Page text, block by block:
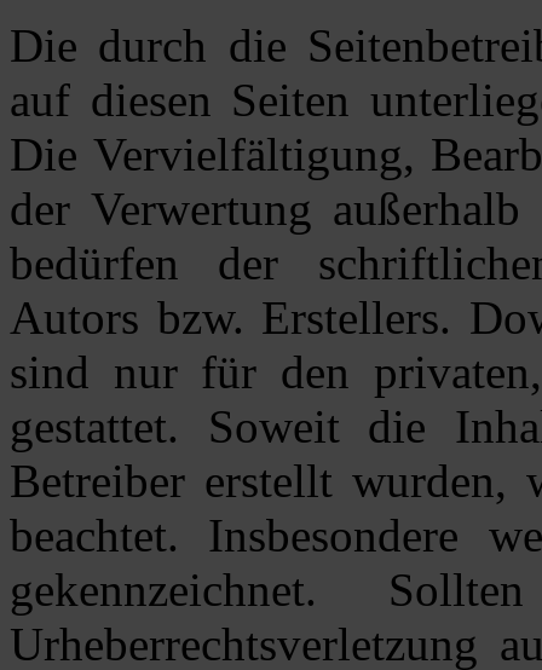
Die durch die
auf diesen Seiten
Die Vervielfältigung,
der Verwertung außerhalb
bedürfen der
Autors bzw. Erstellers.
sind nur für den
gestattet. Soweit die
Betreiber erstellt wurden,
beachtet. Insbesondere
gekennzeichnet.
Urheberrechtsverletzung